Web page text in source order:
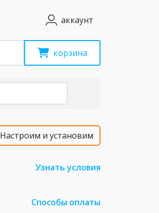
аккаунт
корзина
Настроим и установим
Узнать условия
Способы оплаты